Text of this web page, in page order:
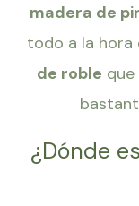
madera de
todo a la hora
de roble
¿Dónde